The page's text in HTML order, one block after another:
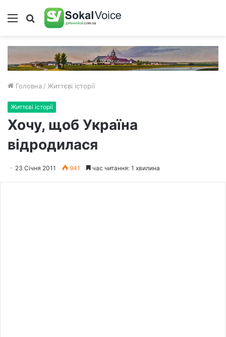
Меню Пошук
Головна / Життєві історії
Життєві історії
Хочу, щоб Україна
відродилася
23 Січня 2011 941 час читання: 1 хвилина